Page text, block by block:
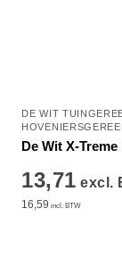
DE WIT
De Wit X-
13,71 excl.
16,59 incl. BTW